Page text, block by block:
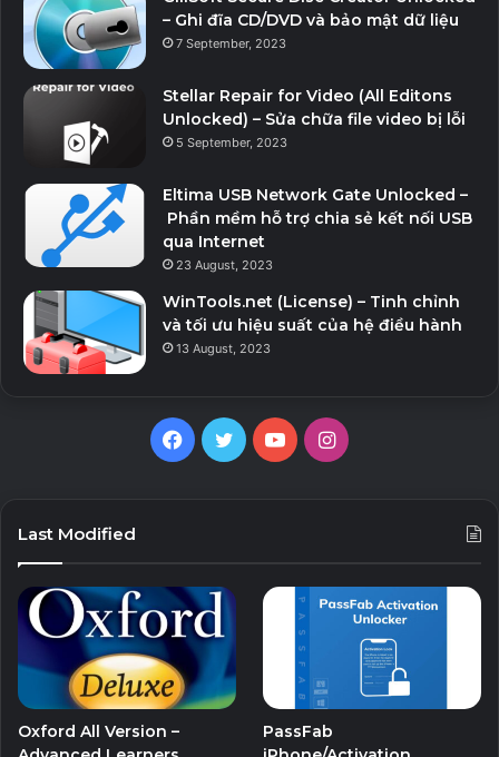
– Ghi đĩa CD/DVD và bảo mật dữ liệu
7 September, 2023
Stellar Repair for Video (All Editons
Unlocked) – Sửa chữa file video bị lỗi
5 September, 2023
Eltima USB Network Gate Unlocked –
Phần mềm hỗ trợ chia sẻ kết nối USB
qua Internet
23 August, 2023
WinTools.net (License) – Tinh chỉnh
và tối ưu hiệu suất của hệ điều hành
13 August, 2023
Facebook
TwitterYouTubeInstagram
Last Modified
Oxford All Version –
PassFab